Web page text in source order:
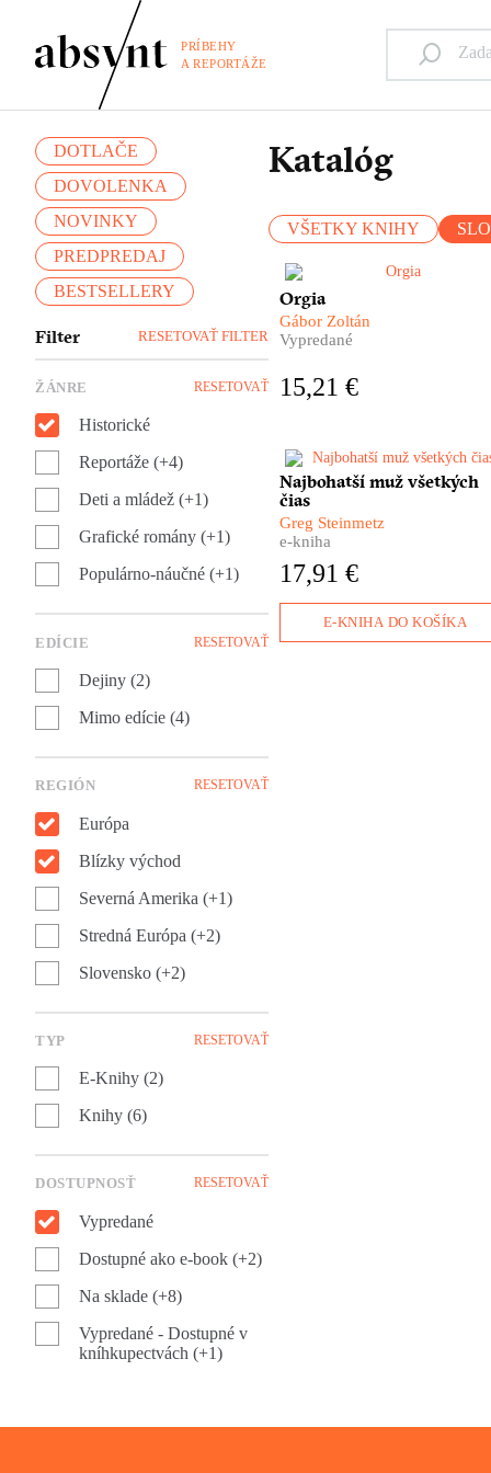
PRÍBEHY
A REPORTÁŽE
DOTLAČE
DOVOLENKA
NOVINKY
PREDPREDAJ
BESTSELLERY
Filter RESETOVAŤ FILTER
ŽÁNRE RESETOVAŤ
Historické
Reportáže (+4)
Deti a mládež (+1)
Grafické romány (+1)
Populárno-náučné (+1)
EDÍCIE RESETOVAŤ
Dejiny (2)
Mimo edície (4)
REGIÓN RESETOVAŤ
Európa
Blízky východ
Severná Amerika (+1)
Stredná Európa (+2)
Slovensko (+2)
TYP RESETOVAŤ
E-Knihy (2)
Knihy (6)
DOSTUPNOSŤ RESETOVAŤ
Vypredané
Dostupné ako e-book (+2)
Na sklade (+8)
Vypredané - Dostupné v
kníhkupectvách (+1)
Katalóg
VŠETKY KNIHY
Masové deportácie. Krvavé
jatky. Orgie. Ich
boli takzvaní nyilašovci zo
strany Šípových krížov,
priatelia a známi. ​Uprostred
tragédia, ktorá je chrbticou
románu Orgia. Gábor Zoltán
pred nami s chladným
pozorovateľským odstupom
otvára peklo, ktoré stvorili
obyčajní ľudia vlastnými
rukami a hlavami.
Orgia
Gábor Zoltán
Vypredané
15,21 €
Keď v roku 1525 zomrel, jeho
majetok tvoril zhruba 2%
celoeurópskej hospodárskej
produkcie. Viete si to vôbec
bohatstvom sa po ňom
iný. Moc Jakoba Fuggera bola
Najbohatší muž všetkých
čias
Greg Steinmetz
e-kniha
17,91 €
E-KNIHA DO KOŠÍKA